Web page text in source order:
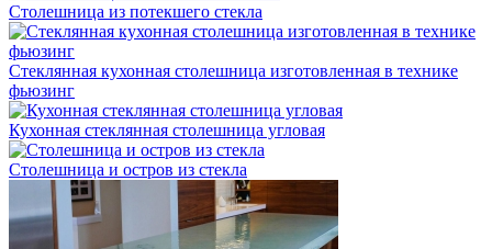
Столешница из потекшего стекла
Стеклянная кухонная столешница изготовленная в технике
фьюзинг
Кухонная стеклянная столешница угловая
Столешница и остров из стекла